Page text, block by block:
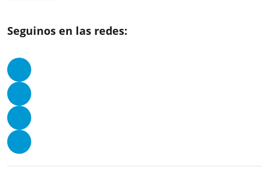
Seguinos en las redes: